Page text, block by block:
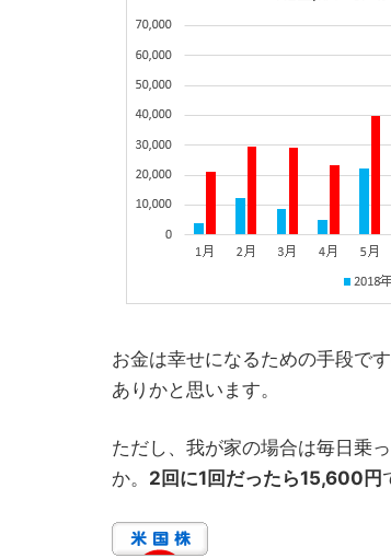
お金は幸せになるための手段で
ありかと思います。
ただし、我が家の場合は毎日乗
か。 2回に1回だったら15,600円